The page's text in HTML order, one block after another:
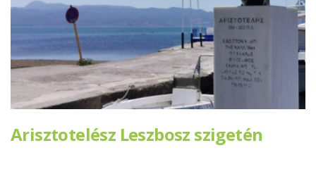
Arisztotelész Leszbosz szigetén